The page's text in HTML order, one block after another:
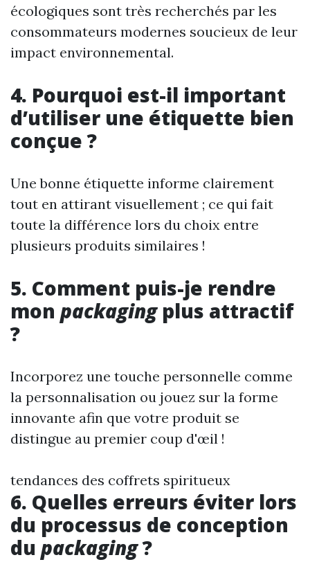
écologiques sont très recherchés par les
consommateurs modernes soucieux de leur
impact environnemental.
4. Pourquoi est-il important
d’utiliser une étiquette bien
conçue ?
Une bonne étiquette informe clairement
tout en attirant visuellement ; ce qui fait
toute la différence lors du choix entre
plusieurs produits similaires !
5. Comment puis-je rendre
mon packagingplus attractif
?
Incorporez une touche personnelle comme
la personnalisation ou jouez sur la forme
innovante afin que votre produit se
distingue au premier coup d'œil !
tendances des coffrets spiritueux
6. Quelles erreurs éviter lors
du processus de conception
du packaging?